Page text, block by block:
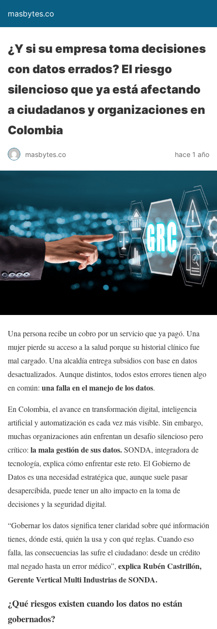
masbytes.co
¿Y si su empresa toma decisiones
con datos errados? El riesgo
silencioso que ya está afectando
a ciudadanos y organizaciones en
Colombia
masbytes.co hace 1 año
Una persona recibe un cobro por un servicio que ya pagó. Una
mujer pierde su acceso a la salud porque su historial clínico fue
mal cargado. Una alcaldía entrega subsidios con base en datos
desactualizados. Aunque distintos, todos estos errores tienen algo
en común: una falla en el manejo de los datos.
En Colombia, el avance en transformación digital, inteligencia
artificial y automatización es cada vez más visible. Sin embargo,
muchas organizaciones aún enfrentan un desafío silencioso pero
crítico: la mala gestión de sus datos.SONDA, integradora de
tecnología, explica cómo enfrentar este reto. El Gobierno de
Datos es una necesidad estratégica que, aunque suele pasar
desapercibida, puede tener un alto impacto en la toma de
decisiones y la seguridad digital.
“Gobernar los datos significa tener claridad sobre qué información
tienes, dónde está, quién la usa y con qué reglas. Cuando eso
falla, las consecuencias las sufre el ciudadano: desde un crédito
mal negado hasta un error médico”, explica Rubén Castrillón,
Gerente Vertical Multi Industrias de SONDA.
¿Qué riesgos existen cuando los datos no están
gobernados?